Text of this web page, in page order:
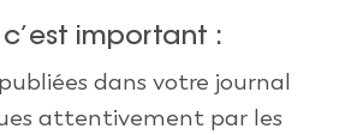
important :
dans votre journal
attentivement par les